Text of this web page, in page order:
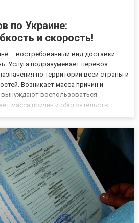
по Украине:
и скорость!
– востребованный вид доставки
Услуга подразумевает перевоз
по территории всей страны и
Возникает масса причин и
воспользоваться
масса причин и обстоятельств,